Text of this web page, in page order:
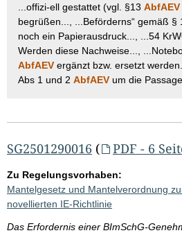
...offizi-ell gestattet (vgl. §13 AbfAEV
begrüßen..., ...Beförderns“ gemäß §
noch ein Papierausdruck..., ...54
Werden diese Nachweise...,
AbfAEV ergänzt bzw. ersetzt
Abs 1 und 2 AbfAEV um die
SG2501290016 ( PDF - 6
Zu Regelungsvorhaben:
Mantelgesetz und Mantelverordnung
novellierten IE-Richtlinie
Das Erfordernis einer BImSchG-